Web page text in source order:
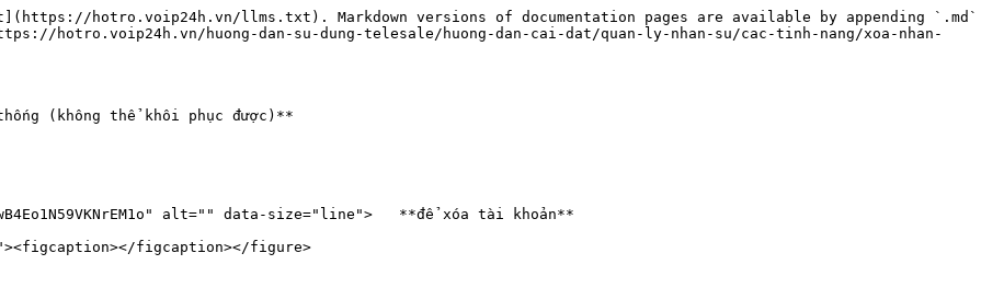
hotro.voip24h.vn/llms.txt). Markdown versions of documentation pages are available by appending `.md`
hotro.voip24h.vn/huong-dan-su-dung-telesale/huong-dan-cai-dat/quan-ly-nhan-su/cac-tinh-nang/xoa-nhan-
(không thể khôi phục được)**
alt="" data-size="line">   **để xóa tài khoản**